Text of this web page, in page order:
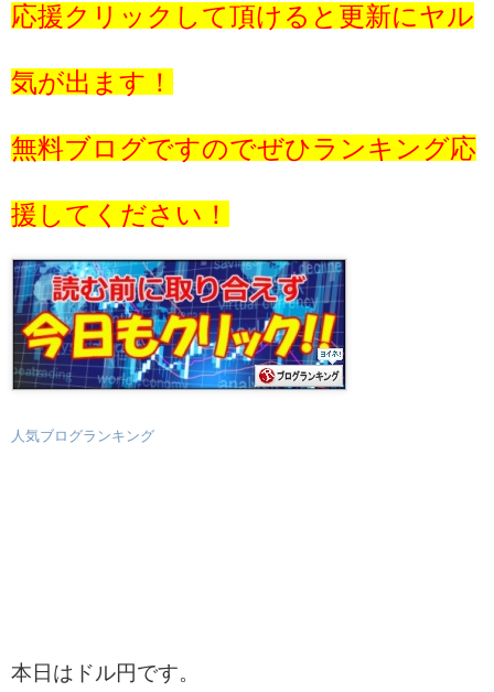
応援クリックして頂けると更新にヤル
気が出ます！
無料ブログですのでぜひランキング応
援してください！
人気ブログランキング
本日はドル円です。